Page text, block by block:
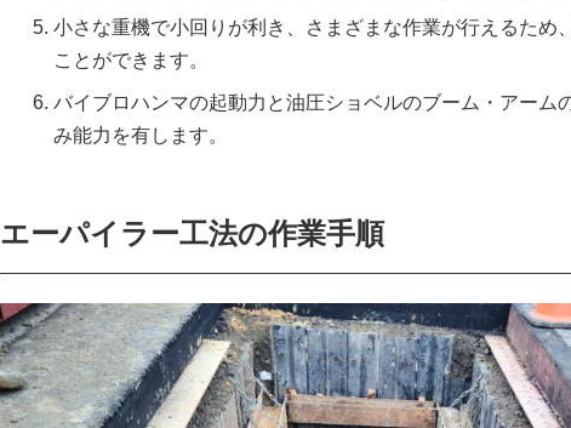
小さな重機で小回りが利き、さまざまな作業が行えるため
ことができます。
バイブロハンマの起動力と油圧ショベルのブーム・アーム
み能力を有します。
エーパイラー工法の作業手順